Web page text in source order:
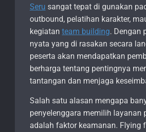
Seru sangat tepat di gunakan
outbound, pelatihan karakter,
kegiatan team building. Dengan
nyata yang di rasakan secara
peserta akan mendapatkan
berharga tentang pentingnya
tantangan dan menjaga
Salah satu alasan mengapa
penyelenggara memilih layanan
adalah faktor keamanan. Flying